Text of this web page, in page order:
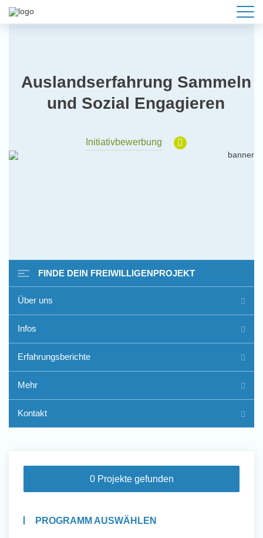
Auslandserfahrung Sammeln
und Sozial Engagieren
Initiativbewerbung
Freiwilligenarbeit im Ausland
- Erfahrungsberichte
FINDE DEIN FREIWILLIGENPROJEKT
Über uns
Infos
Erfahrungsberichte
Mehr
Kontakt
0 Projekte gefunden
PROGRAMM AUSWÄHLEN